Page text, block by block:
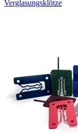
Verglasungsklötze